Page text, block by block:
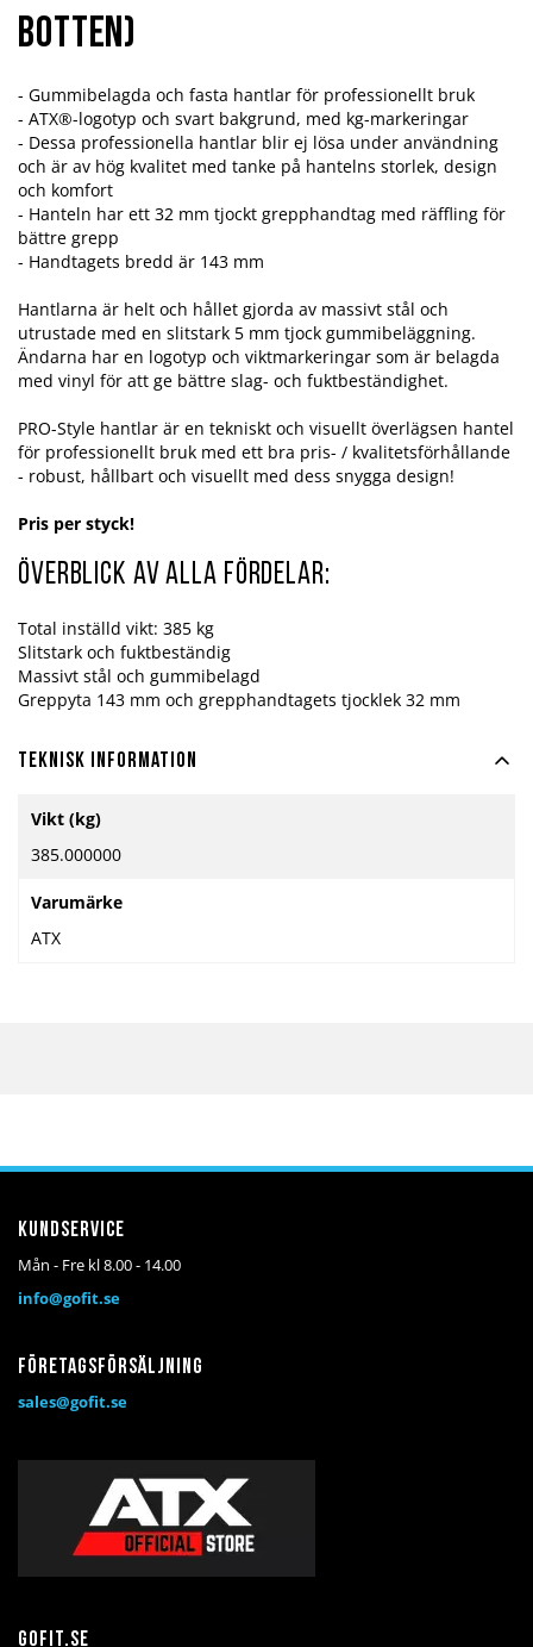
botten)
- Gummibelagda och fasta hantlar för professionellt bruk
- ATX®-logotyp och svart bakgrund, med kg-markeringar
- Dessa professionella hantlar blir ej lösa under användning
och är av hög kvalitet med tanke på hantelns storlek, design
och komfort
- Hanteln har ett 32 mm tjockt grepphandtag med räffling för
bättre grepp
- Handtagets bredd är 143 mm
Hantlarna är helt och hållet gjorda av massivt stål och
utrustade med en slitstark 5 mm tjock gummibeläggning.
Ändarna har en logotyp och viktmarkeringar som är belagda
med vinyl för att ge bättre slag- och fuktbeständighet.
PRO-Style hantlar är en tekniskt och visuellt överlägsen hantel
för professionellt bruk med ett bra pris- / kvalitetsförhållande
- robust, hållbart och visuellt med dess snygga design!
Pris per styck!
Överblick av alla fördelar:
Total inställd vikt: 385 kg
Slitstark och fuktbeständig
Massivt stål och gummibelagd
Greppyta 143 mm och grepphandtagets tjocklek 32 mm
Teknisk information
information
Vikt (kg)
385.000000
Varumärke
ATX
Kundservice
Mån - Fre kl 8.00 - 14.00
info@gofit.se
Företagsförsäljning
sales@gofit.se
Gofit.se